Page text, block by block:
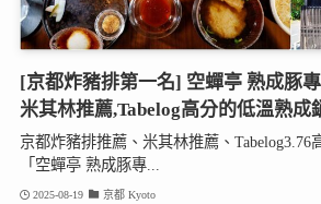
[京都炸豬排第一名] 空蟬亭 熟成豚
米其林推薦,Tabelog高分的低溫熟成
京都炸豬排推薦、米其林推薦、Tabelog3.76
「空蟬亭 熟成豚專...
2025-08-19 京都 Kyoto